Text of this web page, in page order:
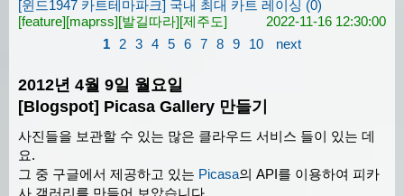
[윈드1947 카트테마파크] 국내 최대 카트 레이싱 (0)
[feature][maprss][발길따라][제주도]
2022-11-16 12:30:00
1
2 3 4 5 6 7 8 9 10 next
2012년 4월 9일 월요일
[Blogspot] Picasa Gallery 만들기
사진들을 보관할 수 있는 많은 클라우드 서비스 들이 있는 데
요.
그 중 구글에서 제공하고 있는 Picasa의 API를 이용하여 피카
사 갤러리를 만들어 보았습니다.